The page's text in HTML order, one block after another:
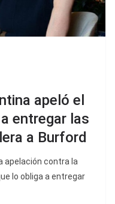
apeló el
entregar las
a Burford
apelación contra la
lo obliga a entregar